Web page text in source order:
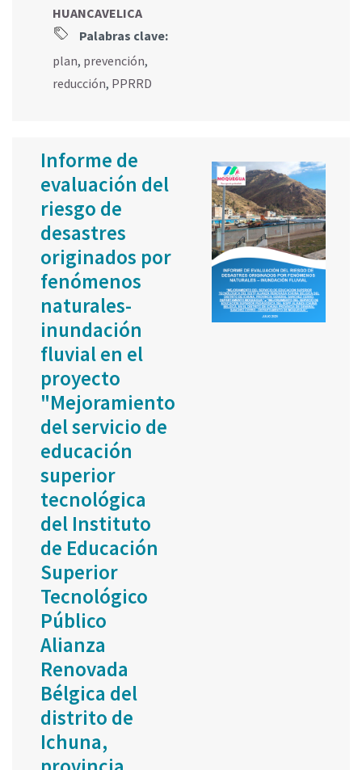
HUANCAVELICA
Palabras clave:
plan, prevención,
reducción, PPRRD
Informe de
evaluación del
riesgo de
desastres
originados por
fenómenos
naturales-
inundación
fluvial en el
proyecto
"Mejoramiento
del servicio de
educación
superior
tecnológica
del Instituto
de Educación
Superior
Tecnológico
Público
Alianza
Renovada
Bélgica del
distrito de
Ichuna,